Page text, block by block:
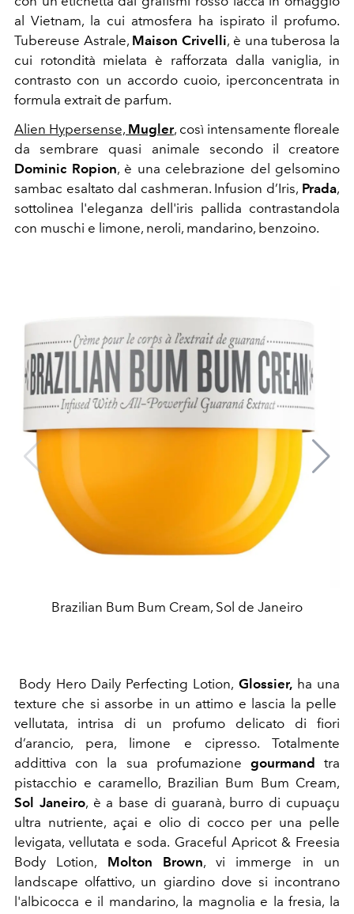
al Vietnam, la cui atmosfera ha ispirato il profumo.
Tubereuse Astrale, Maison Crivelli, è una tuberosa la
cui rotondità mielata è rafforzata dalla vaniglia, in
contrasto con un accordo cuoio, iperconcentrata in
formula extrait de parfum.
Alien Hypersense, Mugler, così intensamente floreale
da sembrare quasi animale secondo il creatore
Dominic Ropion, è una celebrazione del gelsomino
sambac esaltato dal cashmeran. Infusion d’Iris, Prada,
sottolinea l'eleganza dell'iris pallida contrastandola
con muschi e limone, neroli, mandarino, benzoino.
Brazilian Bum Bum Cream, Sol de Janeiro
Body Hero Daily Perfecting Lotion, Glossier,ha una
texture che si assorbe in un attimo e lascia la pelle
vellutata, intrisa di un profumo delicato di fiori
d’arancio, pera, limone e cipresso. Totalmente
addittiva con la sua profumazione gourmand
tra
pistacchio e caramello, Brazilian Bum Bum Cream,
Sol Janeiro, è a base di guaranà, burro di cupuaçu
ultra nutriente, açai e olio di cocco per una pelle
levigata, vellutata e soda. Graceful Apricot & Freesia
Body Lotion, Molton Brown, vi immerge in un
landscape olfattivo, un giardino dove si incontrano
l'albicocca e il mandarino, la magnolia e la fresia, la